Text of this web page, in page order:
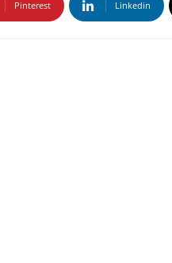
Pinterest Linkedin